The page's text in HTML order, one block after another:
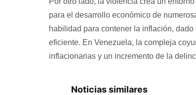
para el desarrollo económico de
habilidad para contener la inflación,
eficiente. En Venezuela, la compleja
inflacionarias y un incremento de la
Noticias similares